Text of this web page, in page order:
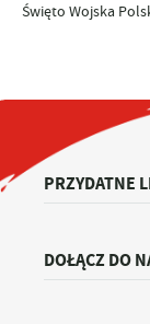
Święto Wojska
PRZYDATNE
DOŁĄCZ DO